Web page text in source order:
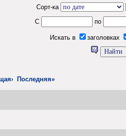
Сорт-ка
С
по
Искать в заголовках
Последняя»